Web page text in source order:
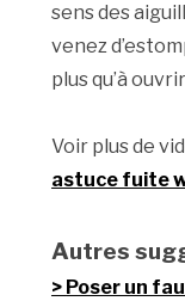
sens des
venez
plus qu’à
Voir plus de
astuce fuite
Autres
Poser un